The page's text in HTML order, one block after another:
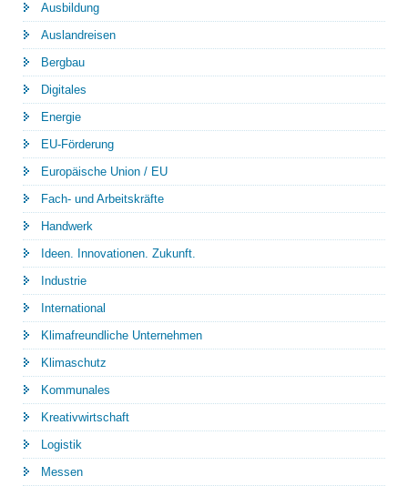
Ausbildung
Auslandreisen
Bergbau
Digitales
Energie
EU-Förderung
Europäische Union / EU
Fach- und Arbeitskräfte
Handwerk
Ideen. Innovationen. Zukunft.
Industrie
International
Klimafreundliche Unternehmen
Klimaschutz
Kommunales
Kreativwirtschaft
Logistik
Messen